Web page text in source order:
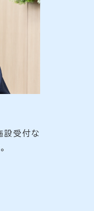
設受付な